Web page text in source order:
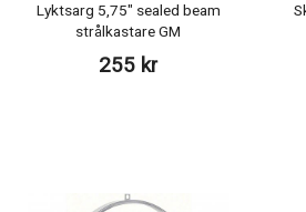
Lyktsarg 5,75" sealed beam
strålkastare GM
255 kr